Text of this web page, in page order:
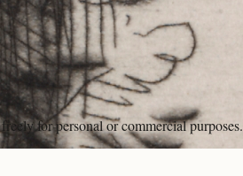
for personal or commercial purposes.